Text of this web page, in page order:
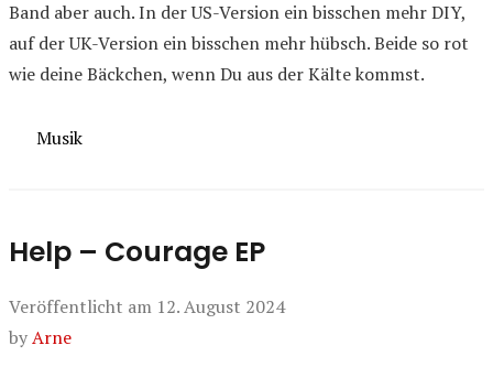
Band aber auch. In der US-Version ein bisschen mehr DIY,
auf der UK-Version ein bisschen mehr hübsch. Beide so rot
wie deine Bäckchen, wenn Du aus der Kälte kommst.
Kategorien
Musik
Help – Courage EP
Veröffentlicht am 12. August 2024
byArne